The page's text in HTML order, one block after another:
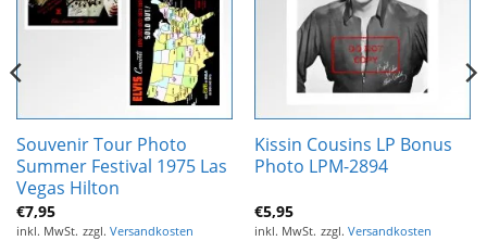
Souvenir Tour Photo
Summer Festival 1975 Las
Vegas Hilton
€7,95
inkl. MwSt. zzgl. Versandkosten
Kissin Cousins LP Bonus
Photo LPM-2894
€5,95
inkl. MwSt. zzgl. Versandkosten